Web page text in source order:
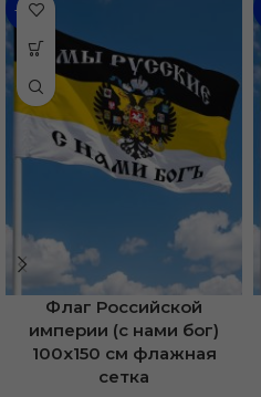
-46%
Флаг Российской
империи (с нами бог)
100х150 см флажная
сетка